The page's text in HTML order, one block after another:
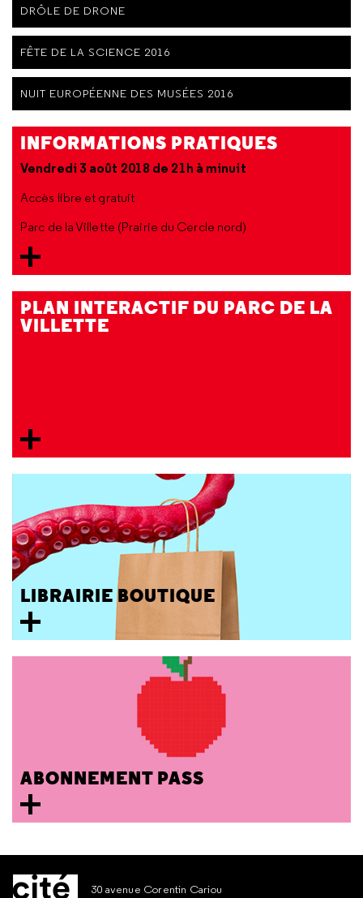
DRÔLE DE DRONE
FÊTE DE LA SCIENCE 2016
NUIT EUROPÉENNE DES MUSÉES 2016
INFORMATIONS PRATIQUES
Vendredi 3 août 2018 de 21h à minuit
Accès libre et gratuit
Parc de la Villette (Prairie du Cercle nord)
PLAN INTERACTIF DU PARC DE LA
VILLETTE
LIBRAIRIE BOUTIQUE
ABONNEMENT PASS
30 avenue Corentin Cariou